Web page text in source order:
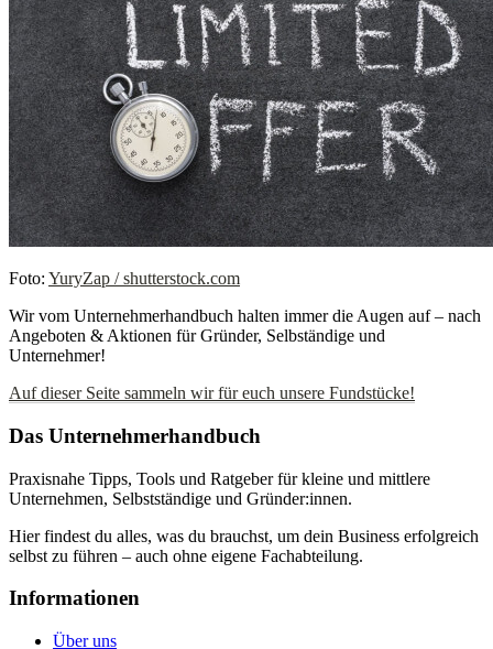
Foto: YuryZap / shutterstock.com
Wir vom Unternehmerhandbuch halten immer die Augen auf – nach
Angeboten & Aktionen für Gründer, Selbständige und
Unternehmer!
Auf dieser Seite sammeln wir für euch unsere Fundstücke!
Das Unternehmerhandbuch
Praxisnahe Tipps, Tools und Ratgeber für kleine und mittlere
Unternehmen, Selbstständige und Gründer:innen.
Hier findest du alles, was du brauchst, um dein Business erfolgreich
selbst zu führen – auch ohne eigene Fachabteilung.
Informationen
Über uns